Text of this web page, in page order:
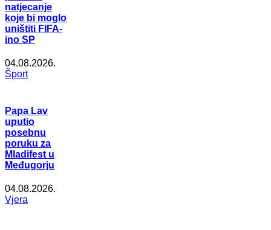
natjecanje
koje bi moglo
uništiti FIFA-
ino SP
04.08.2026.
Šport
Papa Lav
uputio
posebnu
poruku za
Mladifest u
Međugorju
04.08.2026.
Vjera